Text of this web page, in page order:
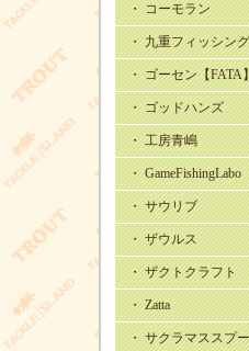
・ コーモラン
・ 九重フィッシン
・ ゴーセン【FATA】
・ ゴッドハンズ
・ 工房青嶋
・ GameFishingLabo
・ サウリブ
・ ザウルス
・ ザクトクラフト
・ Zatta
・ サクラマススプ